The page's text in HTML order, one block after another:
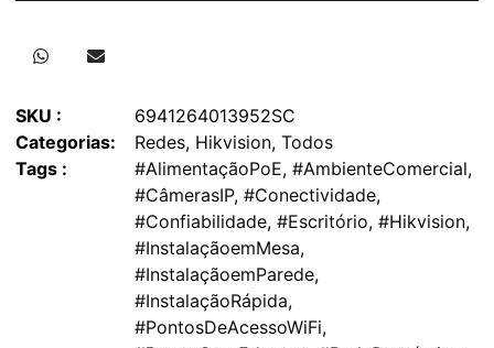
SKU :
6941264013952SC
Categorias:
Redes, Hikvision, Todos
Tags :
#AlimentaçãoPoE, #AmbienteComercial,
#CâmerasIP, #Conectividade,
#Confiabilidade, #Escritório, #Hikvision,
#InstalaçãoemMesa,
#InstalaçãoemParede,
#InstalaçãoRápida,
#PontosDeAcessoWiFi,